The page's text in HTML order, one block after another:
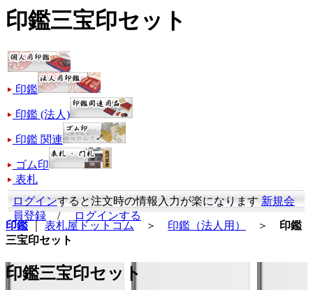
印鑑三宝印セット
印鑑
印鑑 (法人)
印鑑 関連
ゴム印
表札
ログインすると注文時の情報入力が楽になります新規会
員登録 /
ログインする
印鑑
表札屋ドットコム ＞ 印鑑（法人用） ＞ 印鑑
三宝印セット
印鑑三宝印セット